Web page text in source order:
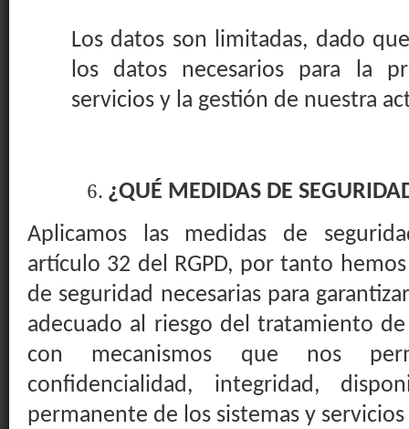
Los datos son limitadas, dado
los datos necesarios para la
servicios y la gestión de nuestra
¿QUÉ MEDIDAS DE
Aplicamos las medidas de
artículo 32 del RGPD, por tanto
de seguridad necesarias para
adecuado al riesgo del tratamiento
con mecanismos que nos
confidencialidad, integridad,
permanente de los sistemas y